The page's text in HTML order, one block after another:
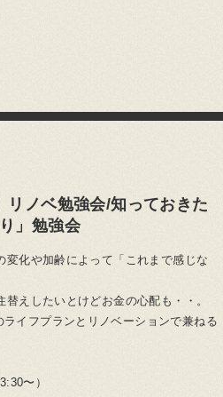
リノベ勉強会/知っておきた
」勉強会
化や加齢によって「これまで感じな
えしたいとけどお金の心配も・・。
イフプランとリノベーションで兼ねる
〜）